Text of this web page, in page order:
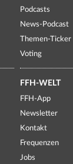
Podcasts
News-Podcast
Themen-Ticker
Voting
FFH-WELT
FFH-App
Newsletter
Kontakt
Frequenzen
Jobs